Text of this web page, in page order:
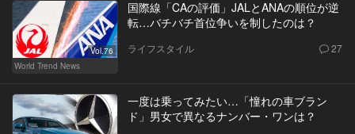
Vol.76
World Trend News
国際線「CAの評価」JALとANAの順位が逆
転…バチバチ首位争いを制したのは？
ライフスタイル 27
一度は乗ってみたい…「憧れの車ブラン
ド」男女で異なるナンバー・ワンは？